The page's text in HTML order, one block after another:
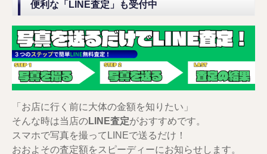
便利な「LINE査定」も受付中
「お店に行く前に大体の金額を知りたい」
そんな時は当店のLINE査定がおすすめです。
スマホで写真を撮ってLINEで送るだけ！
おおよその査定額をスピーディーにお知らせします。